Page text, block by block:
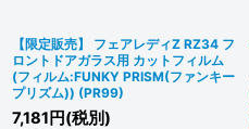
【限定販売】 フェアレディZ RZ34 フ
ロントドアガラス用 カットフィルム
(フィルム:FUNKY PRISM(ファンキー
プリズム)) (PR99)
7,181 円(税別)